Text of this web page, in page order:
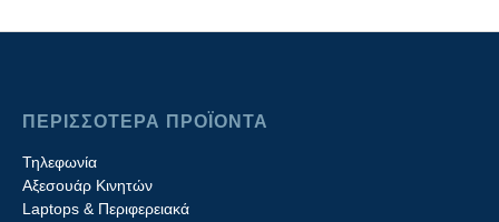
ΠΕΡΙΣΣΟΤΕΡΑ ΠΡΟΪΟΝΤΑ
Τηλεφωνία
Αξεσουάρ Κινητών
Laptops & Περιφερειακά